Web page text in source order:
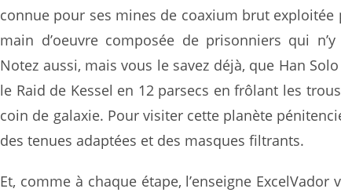
connue pour ses mines de coaxium brut exploitée
main d’oeuvre composée de prisonniers qui
Notez aussi, mais vous le savez déjà, que Han
le Raid de Kessel en 12 parsecs en frôlant les
coin de galaxie. Pour visiter cette planète
des tenues adaptées et des masques filtrants.
Et, comme à chaque étape, l’enseigne